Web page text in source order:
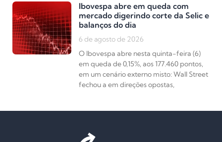
Ibovespa abre em queda com
mercado digerindo corte da Selic e
balanços do dia
6 de agosto de 2026
O Ibovespa abre nesta quinta-feira (6)
em queda de 0,15%, aos 177.460 pontos,
em um cenário externo misto: Wall Street
fechou a em direções opostas,